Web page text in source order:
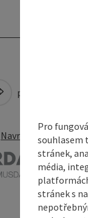
přejít na
Navrhnout změnu
Pro
souhlasem
stránek,
média,
stránek s